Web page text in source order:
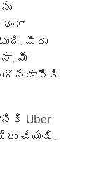
మీరు
Uber
చేయండి.